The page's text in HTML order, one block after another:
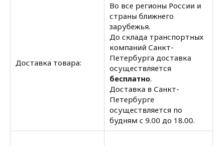
Доставка товара:
Во все регионы России и
страны ближнего
зарубежья.
До склада транспортных
компаний Санкт-
Петербурга доставка
осуществляется
бесплатно.
Доставка в Санкт-
Петербурге
осуществляется по
будням с 9.00 до 18.00.